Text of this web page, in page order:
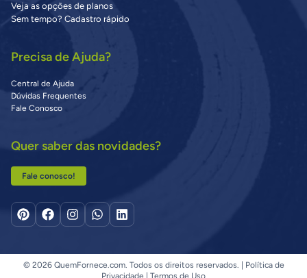
Veja as opções de planos
Sem tempo? Cadastro rápido
Precisa de Ajuda?
Central de Ajuda
Dúvidas Frequentes
Fale Conosco
Quer saber das novidades?
Fale conosco!
© 2026 QuemFornece.com. Todos os direitos reservados. |
Política de
Privacidade
Termos de Uso